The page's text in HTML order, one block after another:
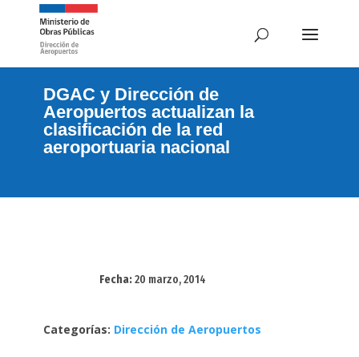
DGAC y Dirección de
Aeropuertos actualizan la
clasificación de la red
aeroportuaria nacional
Fecha:20 marzo, 2014
Categorías: Dirección de Aeropuertos